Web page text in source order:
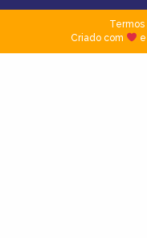
Termos|
Criado com
e